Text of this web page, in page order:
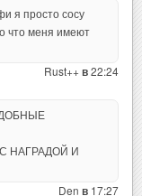
я просто сосу
что меня имеют
Rust++ в22:24
НАГРАДОЙ И
Den в 17:27